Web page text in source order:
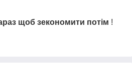
щоб зекономити потім !